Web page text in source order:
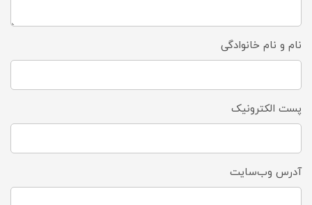
نام و نام خانوادگی
پست الکترونیک
آدرس وب‌سایت